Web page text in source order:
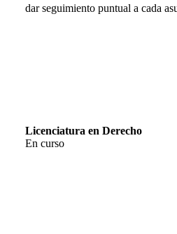
dar seguimiento puntual a cada
Licenciatura en Derecho
En curso